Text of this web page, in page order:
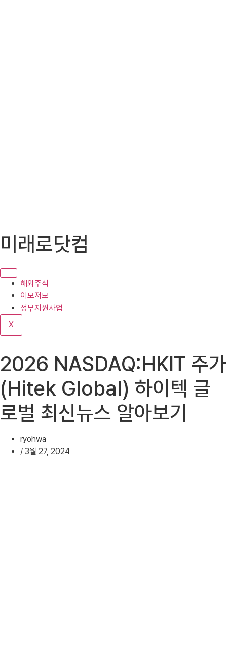
텐
로
기
미래로닷컴
해외주식
이모저모
정부지원사업
X
2026 NASDAQ:HKIT 주가
(Hitek Global) 하이텍 글
로벌 최신뉴스 알아보기
ryohwa
/ 3월 27, 2024